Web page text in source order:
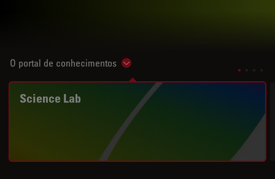
O portal de conhecimentos Show subnavigation
Science Lab